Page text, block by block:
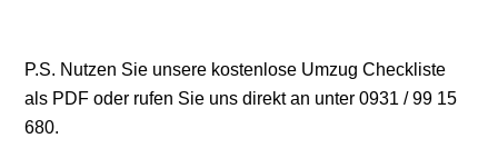
P.S. Nutzen Sie unsere kostenlose Umzug Checkliste
als PDF oder rufen Sie uns direkt an unter 0931 / 99 15
680.